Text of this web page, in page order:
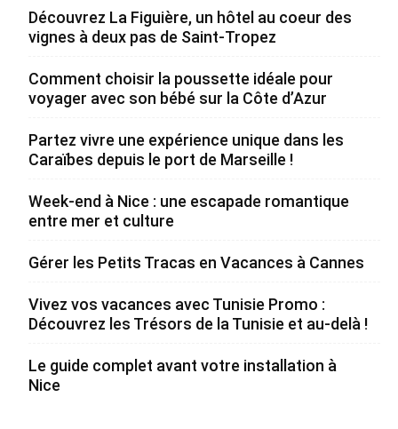
Découvrez La Figuière, un hôtel au coeur des
vignes à deux pas de Saint-Tropez
Comment choisir la poussette idéale pour
voyager avec son bébé sur la Côte d’Azur
Partez vivre une expérience unique dans les
Caraïbes depuis le port de Marseille !
Week-end à Nice : une escapade romantique
entre mer et culture
Gérer les Petits Tracas en Vacances à Cannes
Vivez vos vacances avec Tunisie Promo :
Découvrez les Trésors de la Tunisie et au-delà !
Le guide complet avant votre installation à
Nice